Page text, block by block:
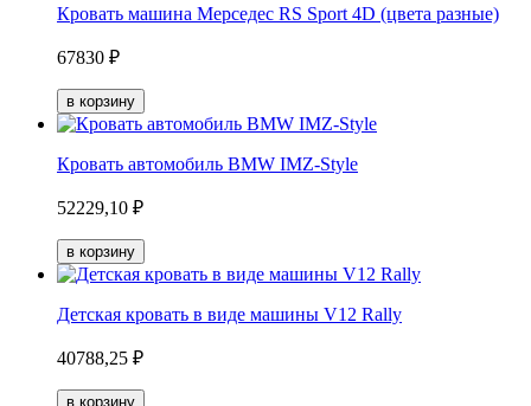
Кровать машина Мерседес RS Sport 4D (цвета разные)
67830 ₽
Кровать автомобиль BMW IMZ-Style
52229,10 ₽
Детская кровать в виде машины V12 Rally
40788,25 ₽